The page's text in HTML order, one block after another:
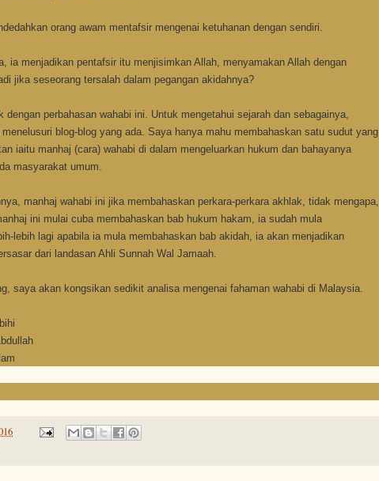
orang awam mentafsir mengenai ketuhanan dengan sendiri.
ia menjadikan pentafsir itu menjisimkan Allah, menyamakan Allah dengan
jika seseorang tersalah dalam pegangan akidahnya?
dengan perbahasan wahabi ini. Untuk mengetahui sejarah dan sebagainya,
menelusuri blog-blog yang ada. Saya hanya mahu membahaskan satu sudut yang
iaitu manhaj (cara) wahabi di dalam mengeluarkan hukum dan bahayanya
masyarakat umum.
manhaj wahabi ini jika membahaskan perkara-perkara akhlak, tidak mengapa,
ini mulai cuba membahaskan bab hukum hakam, ia sudah mula
lebih lagi apabila ia mula membahaskan bab akidah, ia akan menjadikan
dari landasan Ahli Sunnah Wal Jamaah.
saya akan kongsikan sedikit analisa mengenai fahaman wahabi di Malaysia.